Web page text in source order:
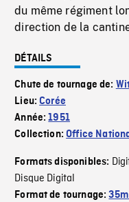
du même régiment
direction de la
DÉTAILS
Chute de tournage de:
Lieu:Corée
Année:1951
Collection:Office
Formats disponibles:
Disque Digital
Format de tournage: